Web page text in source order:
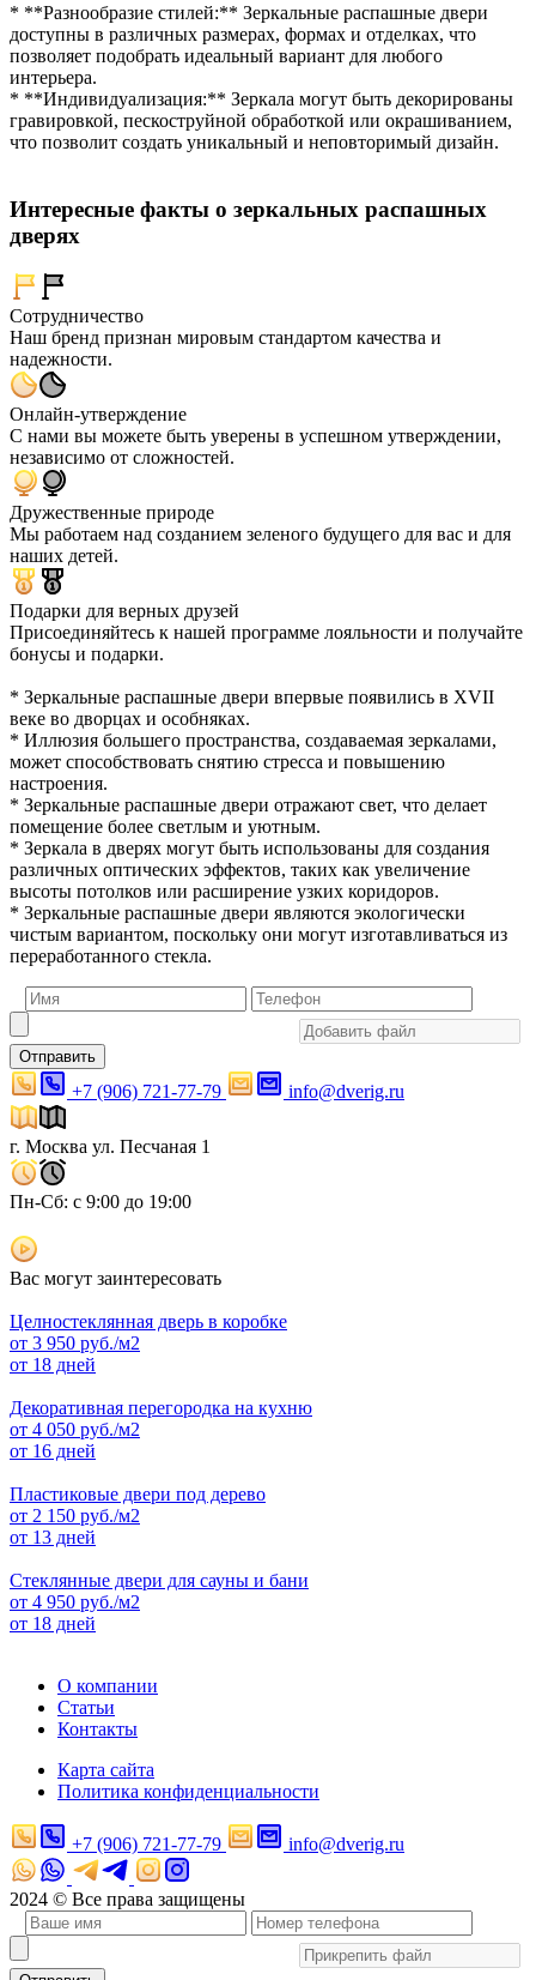
* **Разнообразие стилей:** Зеркальные распашные двери
доступны в различных размерах, формах и отделках, что
позволяет подобрать идеальный вариант для любого
интерьера.
* **Индивидуализация:** Зеркала могут быть декорированы
гравировкой, пескоструйной обработкой или окрашиванием,
что позволит создать уникальный и неповторимый дизайн.
Интересные факты о зеркальных распашных
дверях
Сотрудничество
Наш бренд признан мировым стандартом качества и
надежности.
Онлайн-утверждение
С нами вы можете быть уверены в успешном утверждении,
независимо от сложностей.
Дружественные природе
Мы работаем над созданием зеленого будущего для вас и для
наших детей.
Подарки для верных друзей
Присоединяйтесь к нашей программе лояльности и получайте
бонусы и подарки.
* Зеркальные распашные двери впервые появились в XVII
веке во дворцах и особняках.
* Иллюзия большего пространства, создаваемая зеркалами,
может способствовать снятию стресса и повышению
настроения.
* Зеркальные распашные двери отражают свет, что делает
помещение более светлым и уютным.
* Зеркала в дверях могут быть использованы для создания
различных оптических эффектов, таких как увеличение
высоты потолков или расширение узких коридоров.
* Зеркальные распашные двери являются экологически
чистым вариантом, поскольку они могут изготавливаться из
переработанного стекла.
Отправить
+7 (906) 721-77-79 info@dverig.ru
г. Москва ул. Песчаная 1
Пн-Сб: с 9:00 до 19:00
Вас могут заинтересовать
Целностеклянная дверь в коробке
от 3 950 руб./м2
от 18 дней
Декоративная перегородка на кухню
от 4 050 руб./м2
от 16 дней
Пластиковые двери под дерево
от 2 150 руб./м2
от 13 дней
Стеклянные двери для сауны и бани
от 4 950 руб./м2
от 18 дней
О компании
Статьи
Контакты
Карта сайта
Политика конфиденциальности
+7 (906) 721-77-79 info@dverig.ru
2024 © Все права защищены